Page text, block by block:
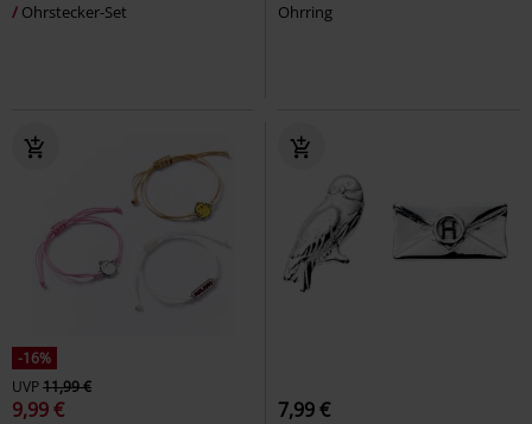
Ohrstecker-Set
Ohrring
-16%
UVP11,99 €
9,99 € 7,99 €